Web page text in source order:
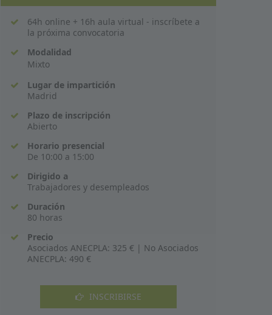
64h online + 16h aula virtual - inscríbete a
la próxima convocatoria
Modalidad
Mixto
Lugar de impartición
Madrid
Plazo de inscripción
Abierto
Horario presencial
De 10:00 a 15:00
Dirigido a
Trabajadores y desempleados
Duración
80 horas
Precio
Asociados ANECPLA: 325 € | No Asociados
ANECPLA: 490 €
INSCRIBIRSE